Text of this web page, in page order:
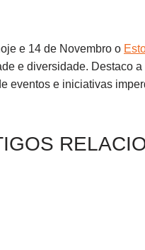
e 14 de Novembro o
e diversidade. Destaco
eventos e iniciativas